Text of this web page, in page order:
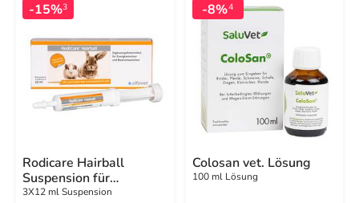
-15%3
Rodicare Hairball
Suspension für
Meerschweinchen und
3X12 ml Suspension
-8%4
Colosan vet. Lösung
100 ml Lösung